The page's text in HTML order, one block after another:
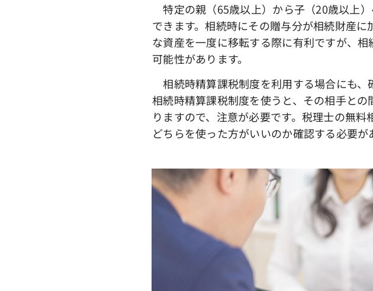
特定の親（65歳以上）から子（20歳以上
できます。相続時にその贈与分が相続財産
な資産を一度に移転する際に有利ですが、
可能性があります。
相続時精算課税制度を利用する場合にも、
相続時精算課税制度を使うと、その相手と
りますので、注意が必要です。税理士の無
どちらを使った方がいいのか確認する必要が